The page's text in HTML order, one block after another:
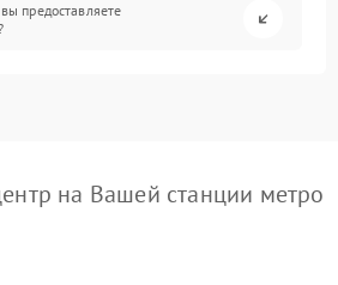
предоставляете
на Вашей станции метро